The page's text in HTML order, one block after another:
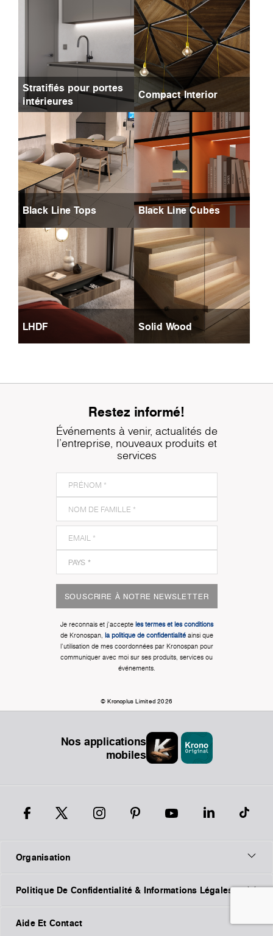
Stratifiés pour portes
intérieures
Compact Interior
Black Line Tops Black Line Cubes
LHDF Solid Wood
Restez informé!
Événements à venir, actualités de
l'entreprise, nouveaux produits et
services
SOUSCRIRE À NOTRE NEWSLETTER
Je reconnais et j'accepte les termes et les conditions
de Kronospan, la politique de confidentialitéainsi que
l'utilisation de mes coordonnées par Kronospan pour
communiquer avec moi sur ses produits, services ou
événements.
© Kronoplus Limited 2026
Nos applications
mobiles
Organisation
Politique De Confidentialité & Informations Légales
Aide Et Contact